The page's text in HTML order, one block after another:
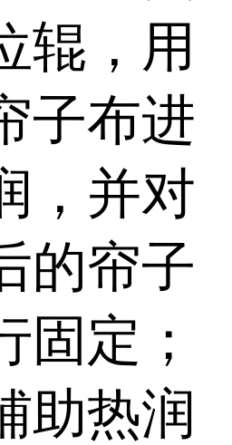
辊，用
子布进
，并对
的帘子
固定；
助热润